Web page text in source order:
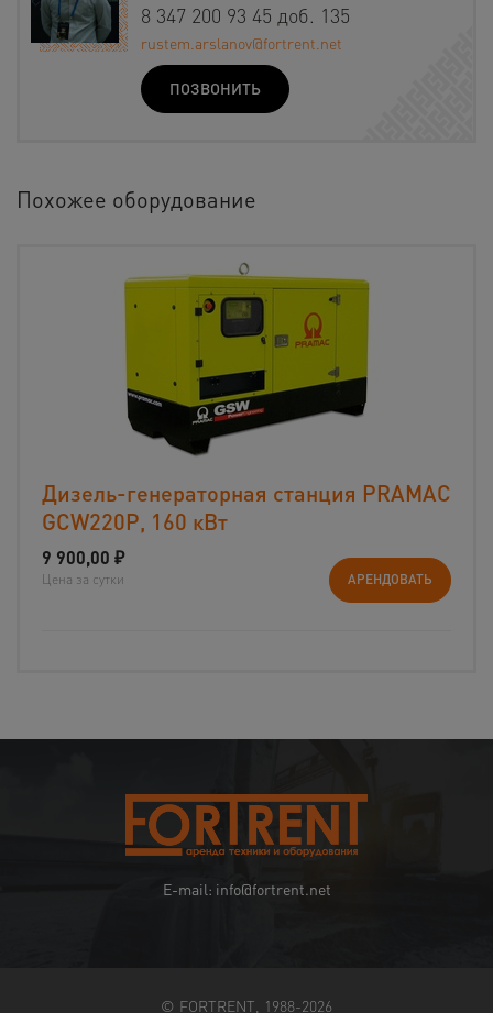
8 347 200 93 45 доб. 135
rustem.arslanov@fortrent.net
ПОЗВОНИТЬ
Похожее оборудование
Дизель-генераторная станция PRAMAC
GCW220P, 160 кВт
9 900,00 ₽
Цена за сутки АРЕНДОВАТЬ
E-mail: info@fortrent.net
© FORTRENT, 1988-2026